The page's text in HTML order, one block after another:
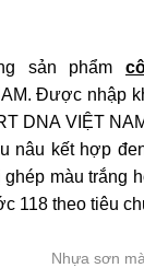
sản phẩm
Được nhập
DNA VIỆT
nâu kết hợp
màu trắng
118 theo tiêu
Nhựa sơn